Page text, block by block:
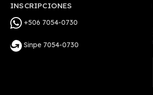
INSCRIPCIONES
+506 7054-0730
Sinpe 7054-0730